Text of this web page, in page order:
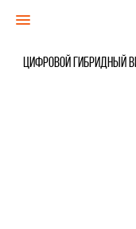
Цифровой гибридный